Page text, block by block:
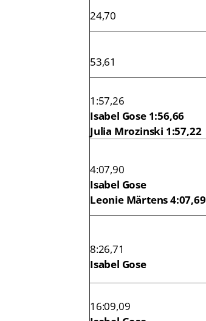
24,70
53,61
1:57,26
Isabel Gose 1:56,66
Julia Mrozinski 1:57,22
4:07,90
Isabel Gose
Leonie Märtens 4:07,69
8:26,71
Isabel Gose
16:09,09